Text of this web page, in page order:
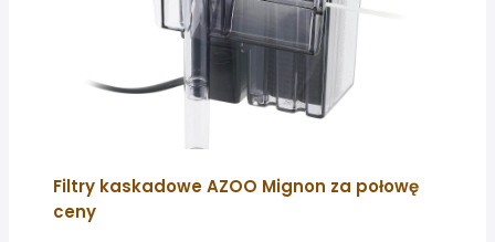
Filtry kaskadowe AZOO Mignon za połowę
ceny